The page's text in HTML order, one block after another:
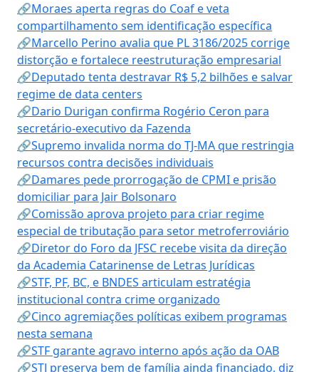
🔗Moraes aperta regras do Coaf e veta
compartilhamento sem identificação específica
🔗Marcello Perino avalia que PL 3186/2025 corrige
distorção e fortalece reestruturação empresarial
🔗Deputado tenta destravar R$ 5,2 bilhões e salvar
regime de data centers
🔗Dario Durigan confirma Rogério Ceron para
secretário-executivo da Fazenda
🔗Supremo invalida norma do TJ-MA que restringia
recursos contra decisões individuais
🔗Damares pede prorrogação de CPMI e prisão
domiciliar para Jair Bolsonaro
🔗Comissão aprova projeto para criar regime
especial de tributação para setor metroferroviário
🔗Diretor do Foro da JFSC recebe visita da direção
da Academia Catarinense de Letras Jurídicas
🔗STF, PF, BC, e BNDES articulam estratégia
institucional contra crime organizado
🔗Cinco agremiações políticas exibem programas
nesta semana
🔗STF garante agravo interno após ação da OAB
🔗STJ preserva bem de família ainda financiado, diz